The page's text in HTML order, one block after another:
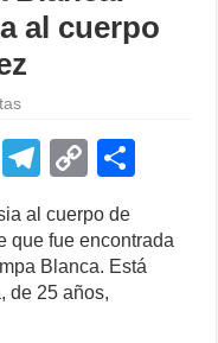
al cuerpo
E
m
T
e
gr
a
C
p
y
Li
ar
e
al cuerpo de
que fue encontrada
Blanca. Está
de 25 años,